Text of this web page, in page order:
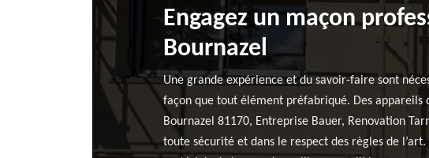
Engagez un maçon
Bournazel
Une grande expérience et du savoir-faire sont
façon que tout élément préfabriqué. Des appareils
Bournazel 81170, Entreprise Bauer, Renovation
toute sécurité et dans le respect des règles de